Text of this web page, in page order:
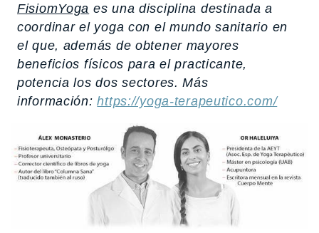
FisiomYoga es una disciplina destinada a
coordinar el yoga con el mundo sanitario en
el que, además de obtener mayores
beneficios físicos para el practicante,
potencia los dos sectores. Más
información:https://yoga-terapeutico.com/